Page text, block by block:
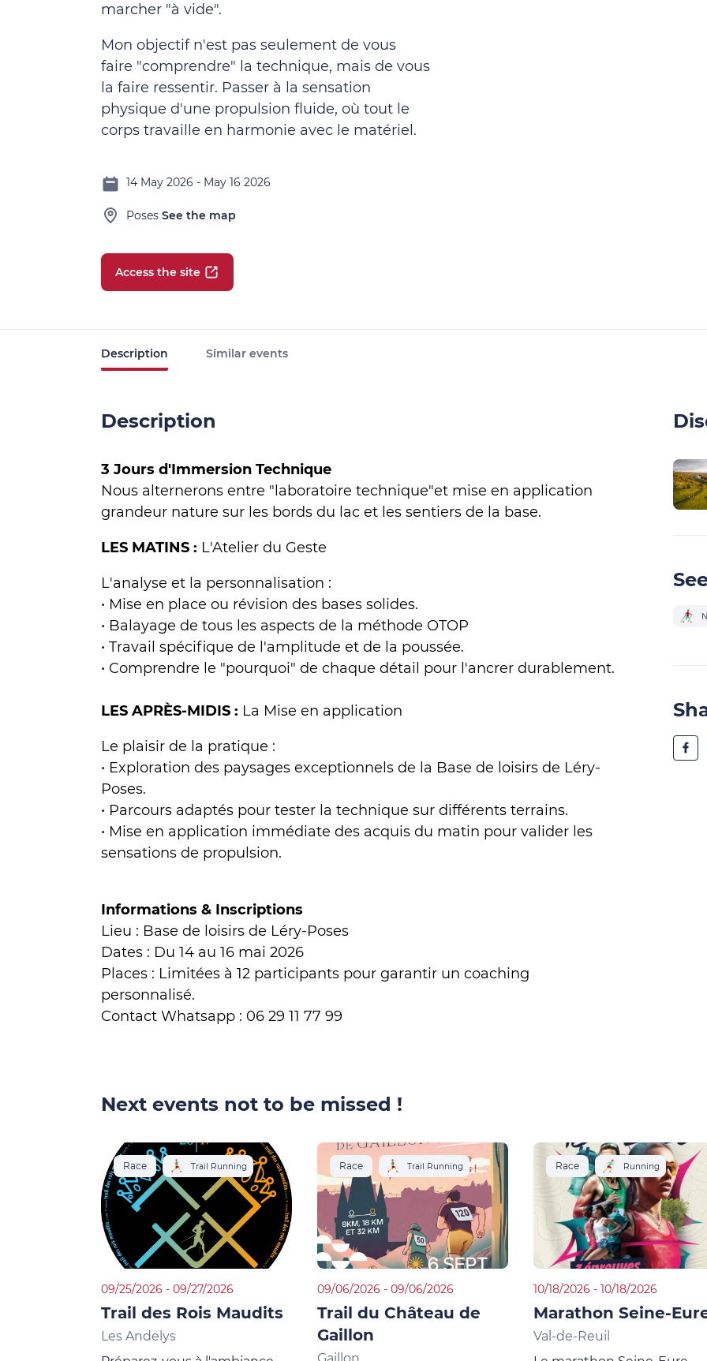
marcher "à vide".
Mon objectif n'est pas seulement de vous
faire "comprendre" la technique, mais de vous
la faire ressentir. Passer à la sensation
physique d'une propulsion fluide, où tout le
corps travaille en harmonie avec le matériel.
14 May 2026 - May 16 2026
Poses See the map
Access the site
Description Similar events
Description
3 Jours d'Immersion Technique
Nous alternerons entre "laboratoire technique"et mise en application
grandeur nature sur les bords du lac et les sentiers de la base.
LES MATINS : L'Atelier du Geste
L'analyse et la personnalisation :
• Mise en place ou révision des bases solides.
• Balayage de tous les aspects de la méthode OTOP
• Travail spécifique de l'amplitude et de la poussée.
• Comprendre le "pourquoi" de chaque détail pour l'ancrer durablement.
LES APRÈS-MIDIS : La Mise en application
Le plaisir de la pratique :
• Exploration des paysages exceptionnels de la Base de loisirs de Léry-
Poses.
• Parcours adaptés pour tester la technique sur différents terrains.
• Mise en application immédiate des acquis du matin pour valider les
sensations de propulsion.
Informations & Inscriptions
Lieu : Base de loisirs de Léry-Poses
Dates : Du 14 au 16 mai 2026
Places : Limitées à 12 participants pour garantir un coaching
personnalisé.
Contact Whatsapp : 06 29 11 77 99
Next events not to be missed !
Race Trail Running
09/25/2026 - 09/27/2026
Trail des Rois Maudits
Les Andelys
Race Trail Running
09/06/2026 - 09/06/2026
Trail du Château de
Gaillon
Race Running
10/18/2026 - 10/18/2026
Marathon Seine-
Val-de-Reuil